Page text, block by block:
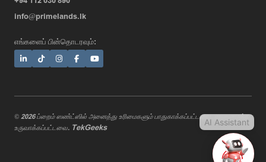
info@primelands.lk
எங்களைப் பின்தொடரவும்:
© 2026 ப்றைம் ஸண்ட்ஸில் அனைத்து உரிமைகளும் பாதுகாக்கப்பட்டவை. வடிவமைத்து
உருவாக்கப்பட்டவை. TekGeeks AI Assistant